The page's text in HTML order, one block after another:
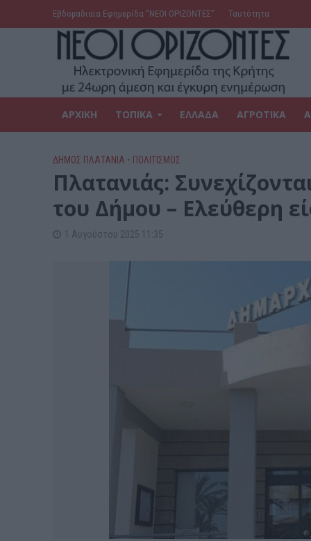
Εβδομαδιαία Εφημερίδα ‘’ΝΕΟΙ ΟΡΙΖΟΝΤΕΣ’’ Ταυτότητα
ΑΡΧΙΚΗ ΤΟΠΙΚΑ ΕΛΛΑΔΑ ΑΓΡΟΤΙΚΑ
ΔΉΜΟΣ ΠΛΑΤΑΝΙΆ • ΠΟΛΙΤΙΣΜΟΣ
Πλατανιάς:
του Δήμου – Ελεύθερη
1 Αυγούστου 2025 11:35